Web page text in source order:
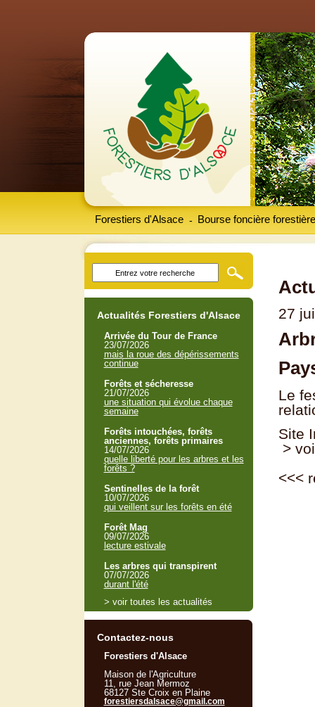
Forestiers d'Alsace Bourse foncière forestière
-
27
Le
Site
>
<<<
Actualités Forestiers d'Alsace
Arrivée du Tour de France
23/07/2026
mais la roue des dépérissements
continue
Forêts et sécheresse
21/07/2026
une situation qui évolue chaque
semaine
Forêts intouchées, forêts
anciennes, forêts primaires
14/07/2026
quelle liberté pour les arbres et les
forêts ?
Sentinelles de la forêt
10/07/2026
qui veillent sur les forêts en été
Forêt Mag
09/07/2026
lecture estivale
Les arbres qui transpirent
07/07/2026
durant l'été
> voir toutes les actualités
Contactez-nous
Forestiers d'Alsace
Maison de l'Agriculture
11, rue Jean Mermoz
68127 Ste Croix en Plaine
forestiersdalsace@gmail.com